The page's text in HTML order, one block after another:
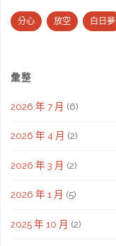
分心 放空 白日夢
彙整
2026 年 7 月 (6)
2026 年 4 月 (2)
2026 年 3 月 (2)
2026 年 1 月 (5)
2025 年 10 月 (2)